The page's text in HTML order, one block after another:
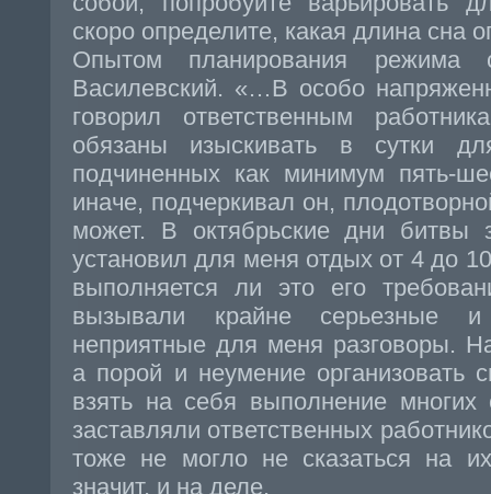
скоро определите, какая длина сна
Опытом планирования режима
Василевский. «…В особо
говорил ответственным
обязаны изыскивать в сутки
подчиненных как минимум пять-
иначе, подчеркивал он,
может. В октябрьские дни битвы
установил для меня отдых от 4 до
выполняется ли это его
вызывали крайне серьезные
неприятные для меня разговоры.
а порой и неумение организовать
взять на себя выполнение многих
заставляли ответственных
тоже не могло не сказаться на
значит, и на деле.